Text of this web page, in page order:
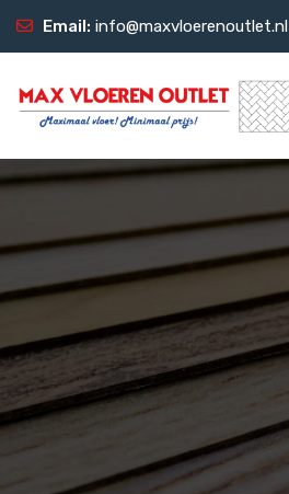
Email: info@maxvloerenoutlet.nl